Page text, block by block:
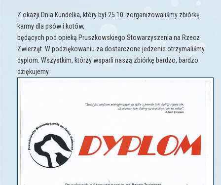
Z okazji Dnia Kundelka, który był 25.10. zorganizowaliśmy zbiórkę
karmy dla psów i kotów,
będących pod opieką Pruszkowskiego Stowarzyszenia na Rzecz
Zwierząt. W podziękowaniu za dostarczone jedzenie otrzymaliśmy
dyplom. Wszystkim, którzy wsparli naszą zbiórkę bardzo, bardzo
dziękujemy.